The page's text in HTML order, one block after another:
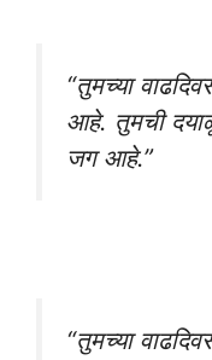
“तुमच्या
आहे. तुमची
जग आहे.”
“तुमच्या